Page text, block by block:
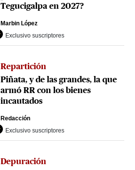
Tegucigalpa en 2027?
Marbin López
Exclusivo suscriptores
Repartición
Piñata, y de las grandes, la que
armó RR con los bienes
incautados
Redacción
Exclusivo suscriptores
Depuración